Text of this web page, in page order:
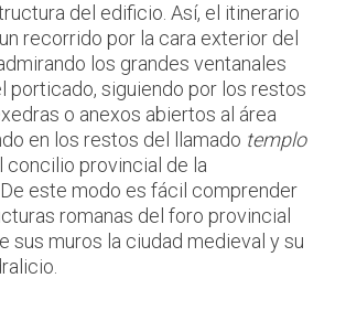
del edificio. Así, el itinerario
recorrido por la cara exterior del
los grandes ventanales
porticado, siguiendo por los restos
o anexos abiertos al área
en los restos del llamado templo
concilio provincial de la
este modo es fácil comprender
romanas del foro provincial
sus muros la ciudad medieval y su